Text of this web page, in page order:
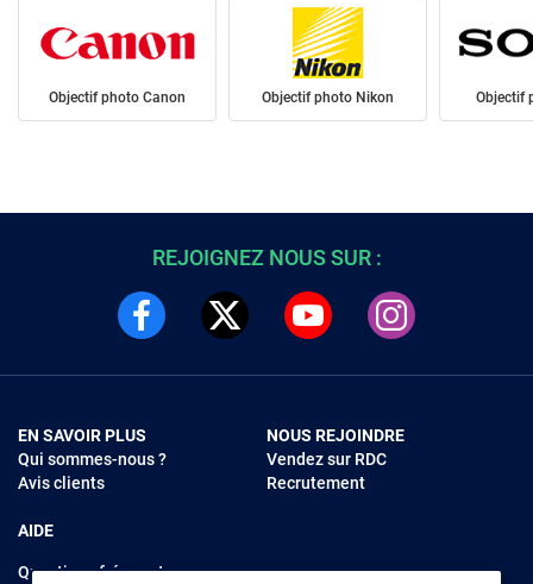
Objectif photo Canon Objectif photo Nikon Objectif
REJOIGNEZ NOUS SUR :
EN SAVOIR PLUS
Qui sommes-nous ?
Avis clients
AIDE
Questions fréquentes
NOUS REJOINDRE
Vendez sur RDC
Recrutement